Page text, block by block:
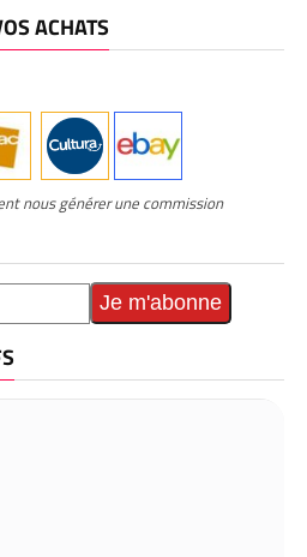
ACHATS
nous générer une commission